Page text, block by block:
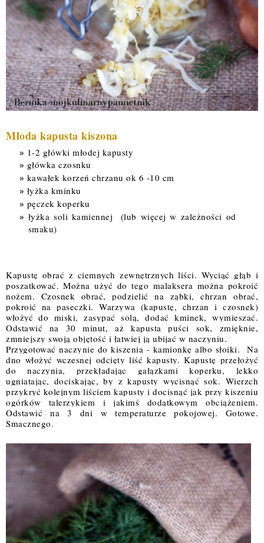
Młoda kapusta kiszona
1-2 główki młodej kapusty
główka czosnku
kawałek korzeń chrzanu ok 6 -10 cm
łyżka kminku
pęczek koperku
łyżka soli kamiennej  (lub więcej w zależności od
smaku)
Kapustę obrać z ciemnych zewnętrznych liści. Wyciąć głąb i
poszatkować. Można użyć do tego malaksera można pokroić
nożem. Czosnek obrać, podzielić na ząbki, chrzan obrać,
pokroić na paseczki. Warzywa (kapustę, chrzan i czosnek)
włożyć do miski, zasypać solą, dodać kminek, wymieszać.
Odstawić na 30 minut, aż kapusta puści sok, zmięknie,
zmniejszy swoją objętość i łatwiej ją ubijać w naczyniu.
Przygotować naczynie do kiszenia - kamionkę albo słoiki.  Na
dno włożyć wczesnej odcięty liść kapusty. Kapustę przełożyć
do naczynia, przekładając gałązkami koperku, lekko
ugniatając, dociskając, by z kapusty wycisnąć sok. Wierzch
przykryć kolejnym liściem kapusty i docisnąć jak przy kiszeniu
ogórków talerzykiem i jakimś dodatkowym obciążeniem.
Odstawić na 3 dni w temperaturze pokojowej. Gotowe.
Smacznego.